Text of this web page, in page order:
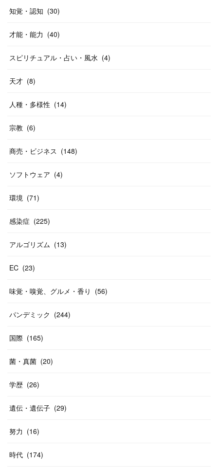
知覚・認知 (30)
才能・能力 (40)
スピリチュアル・占い・風水 (4)
天才 (8)
人種・多様性 (14)
宗教 (6)
商売・ビジネス (148)
ソフトウェア (4)
環境 (71)
感染症 (225)
アルゴリズム (13)
EC (23)
味覚・嗅覚、グルメ・香り (56)
パンデミック (244)
国際 (165)
菌・真菌 (20)
学歴 (26)
遺伝・遺伝子 (29)
努力 (16)
時代 (174)